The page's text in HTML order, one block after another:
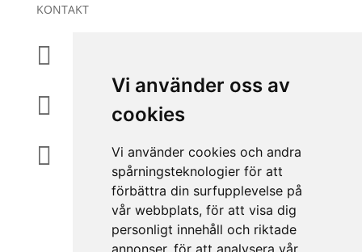
Vi använder oss av
cookies
Vi använder cookies och andra
spårningsteknologier för att
förbättra din surfupplevelse på
vår webbplats, för att visa dig
personligt innehåll och riktade
annonser, för att analysera vår
KONTAKT


 Magasinsgatan 35, Kungsbacka